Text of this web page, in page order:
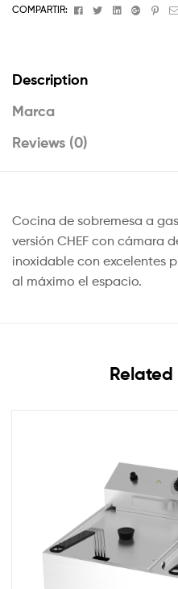
COMPARTIR: FacebookTwitterLinkedinGoogle+
Description
Marca
Reviews (0)
Cocina de sobremesa a
versión CHEF con cámara
inoxidable con excelentes
al máximo el espacio.